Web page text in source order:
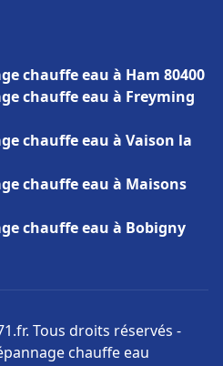
chauffe eau à Ham 80400
chauffe eau à Freyming
chauffe eau à Vaison la
chauffe eau à Maisons
chauffe eau à Bobigny
Tous droits réservés -
chauffe eau